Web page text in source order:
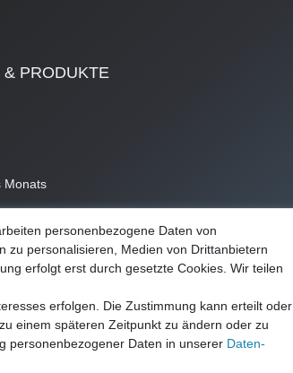
& PRODUKTE
Monats
DatenschutzWiderrufsrecht Vertrag widerrufen
personenbezogene Daten von
zu personalisieren, Medien von Drittanbietern
erfolgt erst durch gesetzte Cookies. Wir teilen
erfolgen. Die Zustimmung kann erteilt oder
einem späteren Zeitpunkt zu ändern oder zu
personenbezogener Daten in unserer Daten­